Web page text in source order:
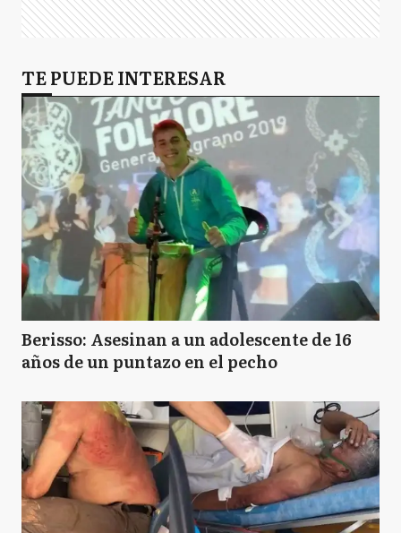
TE PUEDE INTERESAR
Berisso: Asesinan a un adolescente de 16
años de un puntazo en el pecho